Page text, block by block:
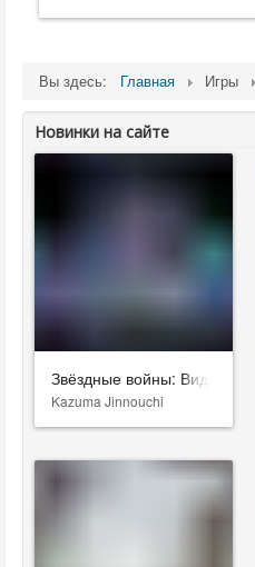
Вы здесь: Главная Игры
Новинки на сайте
Звёздные войны:
Kazuma Jinnouchi